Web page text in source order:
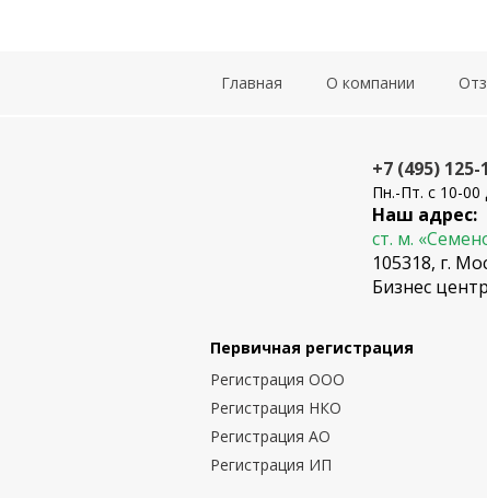
Главная О компании
+7 (495) 125-
Пн.-Пт. с 10-00
Наш адрес:
ст. м.
105318, г.
Бизнес
Первичная регистрация
Регистрация ООО
Регистрация НКО
Регистрация АО
Регистрация ИП